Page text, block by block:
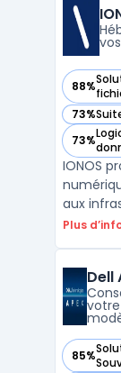
cloud,
88%
— voir
73%
— voir
73%
— voir
IONOS
aux
destiné
le
leurs
Plus
Dell
85%
— voir